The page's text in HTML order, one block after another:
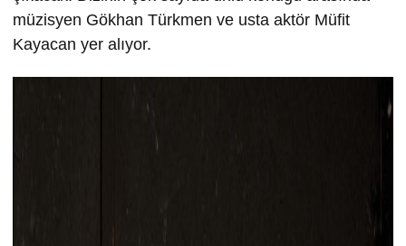
müzisyen Gökhan Türkmen ve usta aktör Müfit
Kayacan yer alıyor.